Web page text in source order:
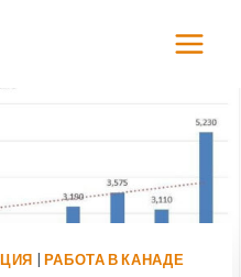
РАБОТА В КАНАДЕ